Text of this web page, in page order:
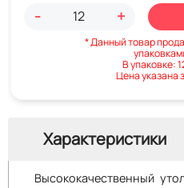
- +
* Данный товар
В упаковке:
Цена указана
Характеристики
Высококачественный